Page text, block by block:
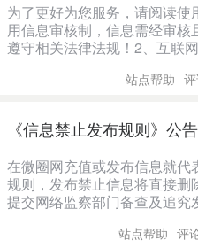
为了更好为您服务，请阅读
用信息审核制，信息需经审
遵守相关法律法规！2、互联
站点帮助
《信息禁止发布规则》公告
在微圈网充值或发布信息就
规则，发布禁止信息将直接删
提交网络监察部门备查及追究
站点帮助 评